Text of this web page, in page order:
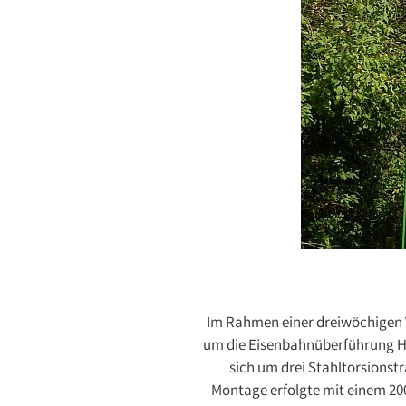
Im Rahmen einer
um die Eisenbahnüberführung
sich um drei
Montage erfolgte mit einem